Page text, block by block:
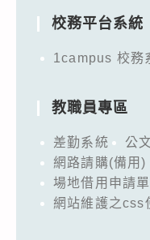
校務平台系統
1campus 校務
教職員專區
差勤系統 公
網路請購(備用)
場地借用申請單
網站維護之css